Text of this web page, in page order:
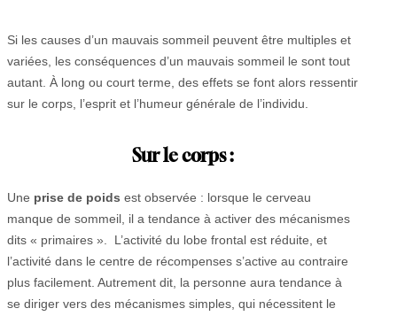
Si les causes d’un mauvais sommeil peuvent être multiples et
variées, les conséquences d’un mauvais sommeil le sont tout
autant. À long ou court terme, des effets se font alors ressentir
sur le corps, l’esprit et l’humeur générale de l’individu.
Sur le corps :
Une prise de poids est observée : lorsque le cerveau
manque de sommeil, il a tendance à activer des mécanismes
dits « primaires ». L’activité du lobe frontal est réduite, et
l’activité dans le centre de récompenses s’active au contraire
plus facilement. Autrement dit, la personne aura tendance à
se diriger vers des mécanismes simples, qui nécessitent le